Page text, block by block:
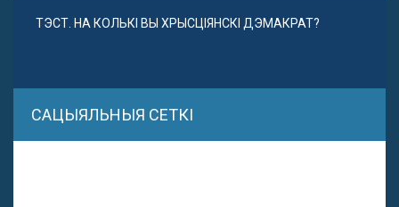
ТЭСТ. НА КОЛЬКІ ВЫ ХРЫСЦІЯНСКІ ДЭМАКРАТ?
САЦЫЯЛЬНЫЯ СЕТКІ